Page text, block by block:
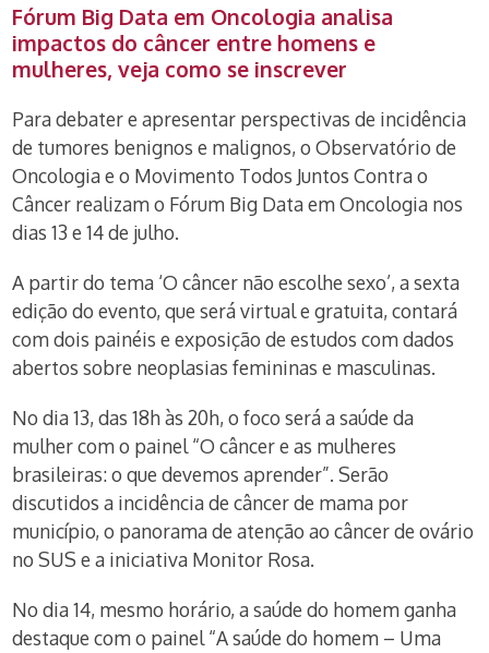
Fórum Big Data em Oncologia analisa
impactos do câncer entre homens e
mulheres, veja como se inscrever
Para debater e apresentar perspectivas de incidência
de tumores benignos e malignos, o Observatório de
Oncologia e o Movimento Todos Juntos Contra o
Câncer realizam o Fórum Big Data em Oncologia nos
dias 13 e 14 de julho.
A partir do tema ‘O câncer não escolhe sexo’, a sexta
edição do evento, que será virtual e gratuita, contará
com dois painéis e exposição de estudos com dados
abertos sobre neoplasias femininas e masculinas.
No dia 13, das 18h às 20h, o foco será a saúde da
mulher com o painel “O câncer e as mulheres
brasileiras: o que devemos aprender”. Serão
discutidos a incidência de câncer de mama por
município, o panorama de atenção ao câncer de ovário
no SUS e a iniciativa Monitor Rosa.
No dia 14, mesmo horário, a saúde do homem ganha
destaque com o painel “A saúde do homem – Uma